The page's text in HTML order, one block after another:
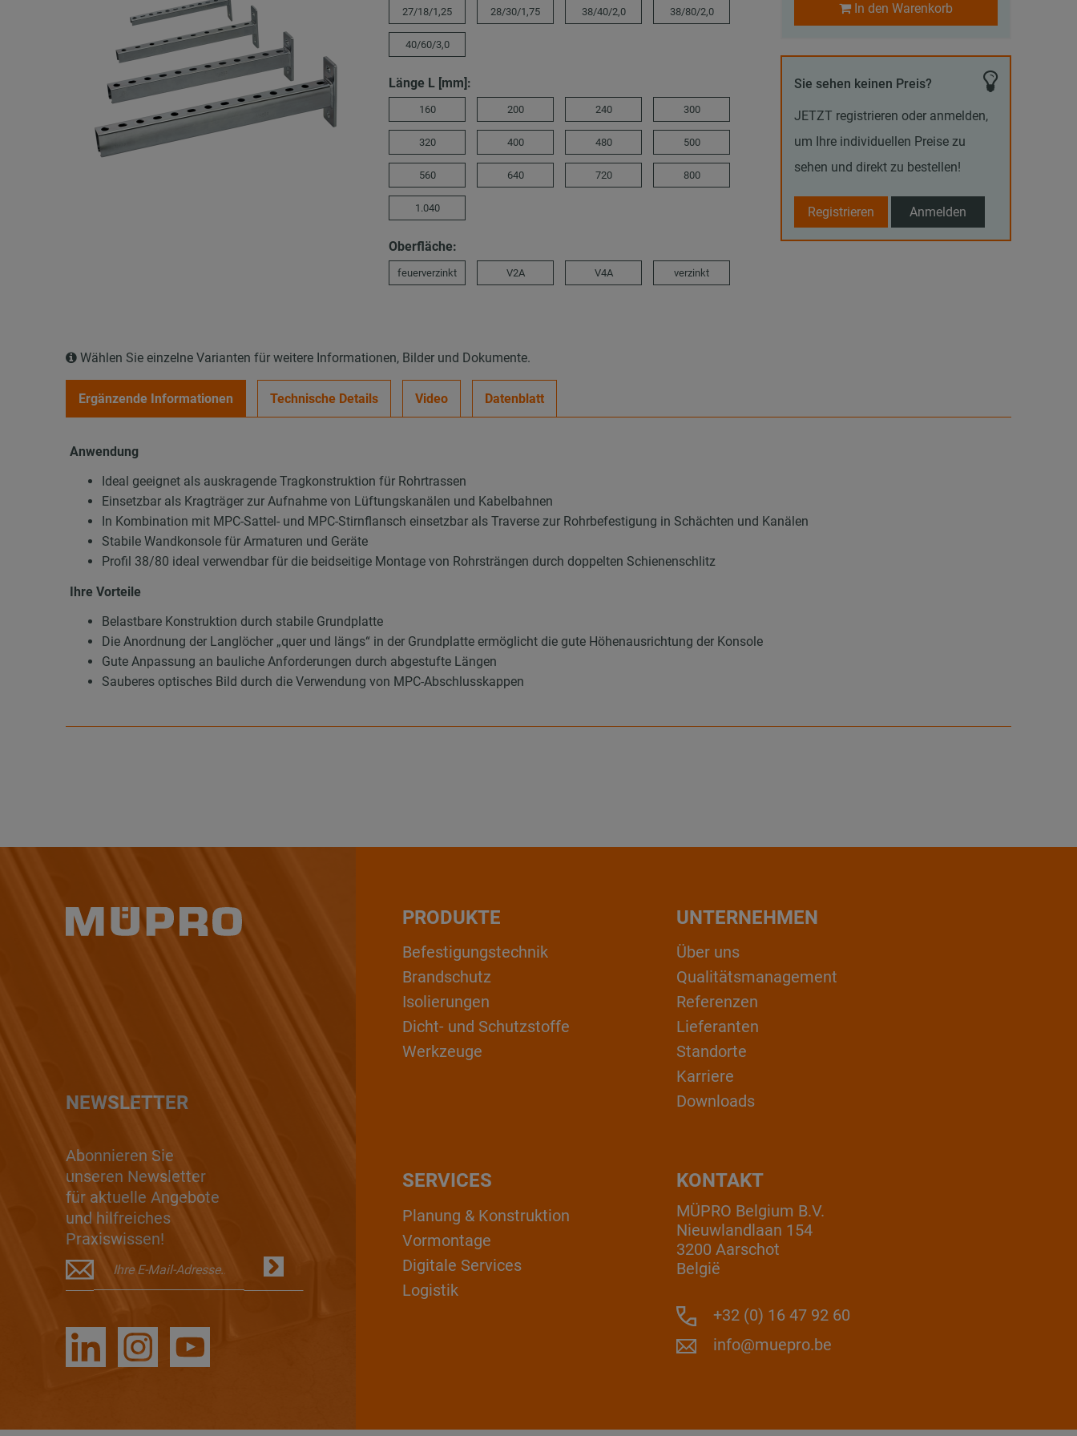
27/18/1,25 28/30/1,75 38/40/2,0 38/80/2,0
40/60/3,0
Länge L [mm]:
160 200 240 300
320 400 480 500
560 640 720 800
1.040
Oberfläche:
feuerverzinkt V2A V4A verzinkt
In den Warenkorb
Sie sehen keinen Preis?
JETZT registrieren oder anmelden,
um Ihre individuellen Preise zu
sehen und direkt zu bestellen!
Registrieren Anmelden
Wählen Sie einzelne Varianten für weitere Informationen, Bilder und Dokumente.
Ergänzende Informationen Technische Details Video Datenblatt
Anwendung
Ideal geeignet als auskragende Tragkonstruktion für Rohrtrassen
Einsetzbar als Kragträger zur Aufnahme von Lüftungskanälen und Kabelbahnen
In Kombination mit MPC-Sattel- und MPC-Stirnflansch einsetzbar als Traverse zur Rohrbefestigung in Schächten und Kanälen
Stabile Wandkonsole für Armaturen und Geräte
Profil 38/80 ideal verwendbar für die beidseitige Montage von Rohrsträngen durch doppelten Schienenschlitz
Ihre Vorteile
Belastbare Konstruktion durch stabile Grundplatte
Die Anordnung der Langlöcher „quer und längs“ in der Grundplatte ermöglicht die gute Höhenausrichtung der Konsole
Gute Anpassung an bauliche Anforderungen durch abgestufte Längen
Sauberes optisches Bild durch die Verwendung von MPC-Abschlusskappen
NEWSLETTER
Abonnieren Sie
unseren Newsletter
für aktuelle Angebote
und hilfreiches
Praxiswissen!
PRODUKTE
Befestigungstechnik
Brandschutz
Isolierungen
Dicht- und Schutzstoffe
Werkzeuge
UNTERNEHMEN
Über uns
Qualitätsmanagement
Referenzen
Lieferanten
Standorte
Karriere
Downloads
KONTAKT
MÜPRO Belgium B.V.
Nieuwlandlaan 154
3200 Aarschot
België
+32 (0) 16 47 92 60
info@muepro.be
SERVICES
Planung & Konstruktion
Vormontage
Digitale Services
Logistik